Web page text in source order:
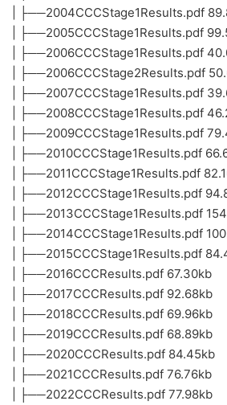
| ├──2004CCCStage1Results.pdf
| ├──2005CCCStage1Results.pdf
| ├──2006CCCStage1Results.pdf
| ├──2006CCCStage2Results.pdf
| ├──2007CCCStage1Results.pdf
| ├──2008CCCStage1Results.pdf
| ├──2009CCCStage1Results.pdf
| ├──2010CCCStage1Results.pdf
| ├──2011CCCStage1Results.pdf
| ├──2012CCCStage1Results.pdf
| ├──2013CCCStage1Results.pdf
| ├──2014CCCStage1Results.pdf
| ├──2015CCCStage1Results.pdf
| ├──2016CCCResults.pdf 67.30kb
| ├──2017CCCResults.pdf 92.68kb
| ├──2018CCCResults.pdf 69.96kb
| ├──2019CCCResults.pdf 68.89kb
| ├──2020CCCResults.pdf 84.45kb
| ├──2021CCCResults.pdf 76.76kb
| ├──2022CCCResults.pdf 77.98kb